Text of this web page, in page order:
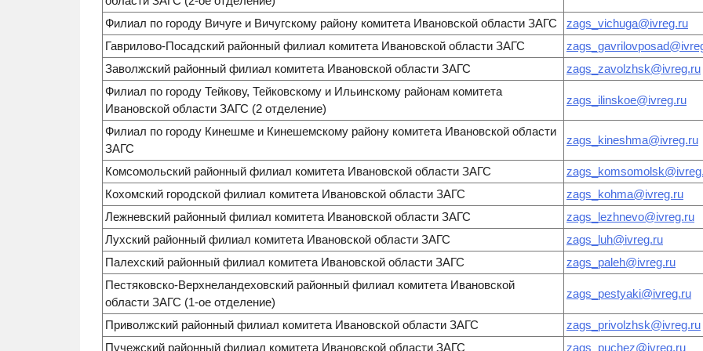
Филиал по городу Вичуге и Вичугскому району комитета Ивановской области ЗАГС
zags_vichuga@ivreg.ru
Гаврилово-Посадский районный филиал комитета Ивановской области ЗАГС
Заволжский районный филиал комитета Ивановской области ЗАГС
zags_zavolzhsk@ivreg.ru
Филиал по городу Тейкову, Тейковскому и Ильинскому районам комитета
Ивановской области ЗАГС (2 отделение)
zags_ilinskoe@ivreg.ru
Филиал по городу Кинешме и Кинешемскому району комитета Ивановской области
ЗАГС
zags_kineshma@ivreg.ru
Комсомольский районный филиал комитета Ивановской области ЗАГС
Кохомский городской филиал комитета Ивановской области ЗАГС
zags_kohma@ivreg.ru
Лежневский районный филиал комитета Ивановской области ЗАГС
zags_lezhnevo@ivreg.ru
Лухский районный филиал комитета Ивановской области ЗАГС
zags_luh@ivreg.ru
Палехский районный филиал комитета Ивановской области ЗАГС
zags_paleh@ivreg.ru
Пестяковско-Верхнеландеховский районный филиал комитета Ивановской
области ЗАГС (1-ое отделение)
zags_pestyaki@ivreg.ru
Приволжский районный филиал комитета Ивановской области ЗАГС
zags_privolzhsk@ivreg.ru
Пучежский районный филиал комитета Ивановской области ЗАГС
zags_puchez@ivreg.ru